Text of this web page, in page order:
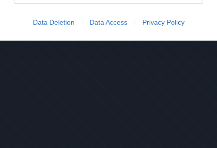
Data Deletion Data Access Privacy Policy